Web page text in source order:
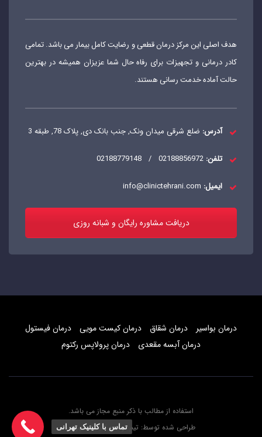
هدف اصلی این مرکز درمان قطعی و رضایت کامل بیمار می باشد. تمامی
کادر درمانی و تجهیزات برای رفاه حال شما عزیزان همیشه در بهترین
حالت آماده خدمت رسانی هستند.
آدرس: ضلع شرقی میدان ونک, جنب بانک دی, پلاک 78, طبقه 3
تلفن: 02188856972
/
02188779148
ایمیل: info@clinictehrani.com
دریافت مشاوره رایگان و شبانه روزی
درمان بواسیر درمان شقاق درمان کیست مویی
درمان فیستول
درمان آبسه مقعدی
درمان پرولاپس رکتوم
استفاده از مطالب با ذکر منبع مجاز می باشد.
طراحی شده توسط: تیم توسعه کلینیک تهرانی
تماس با کلینیک تهرانی